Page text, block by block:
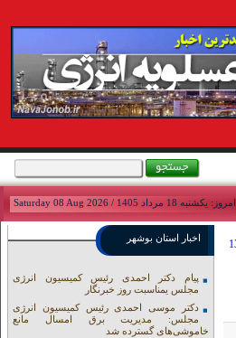
امروز: يکشنبه 18 مرداد 1405 / Saturday 08 Aug 2026
اخبار استان بوشهر
پیام دکتر احمدی رئیس کمیسیون انرژی
مجلس یمناسبت روز خبرنگار
دکتر موسی احمدی رئیس کمیسیون انرژی
مجلس: مدیریت برق امسال مانع
خاموشی‌های گسترده شد